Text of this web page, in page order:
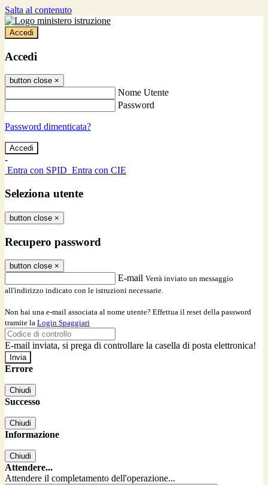
Salta al contenuto
Accedi
Accedi
button close ×
Nome Utente
Password
Password dimenticata?
-
Entra con SPID Entra con CIE
Seleziona utente
button close ×
Recupero password
button close ×
E-mail Verrà inviato un messaggio
all'indirizzo indicato con le istruzioni necessarie.
Non hai una e-mail associata al nome utente? Effettua il reset della password
tramite la Login Spaggiari
E-mail inviata, si prega di controllare la casella di posta elettronica!
Errore
Chiudi
Successo
Chiudi
Informazione
Chiudi
Attendere...
Attendere il completamento dell'operazione...